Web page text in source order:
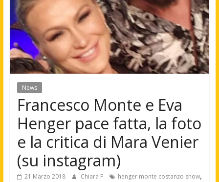
News
Francesco Monte e Eva
Henger pace fatta, la foto
e la critica di Mara Venier
(su instagram)
21 Marzo 2018 Chiara F henger monte costanzo show,